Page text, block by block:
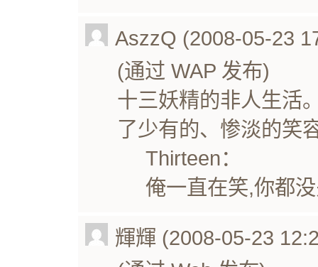
AszzQ (2008-05-23
(通过 WAP 发布)
十三妖精的非人生活
了少有的、惨淡的笑
Thirteen：
俺一直在笑,你都
輝輝 (2008-05-23